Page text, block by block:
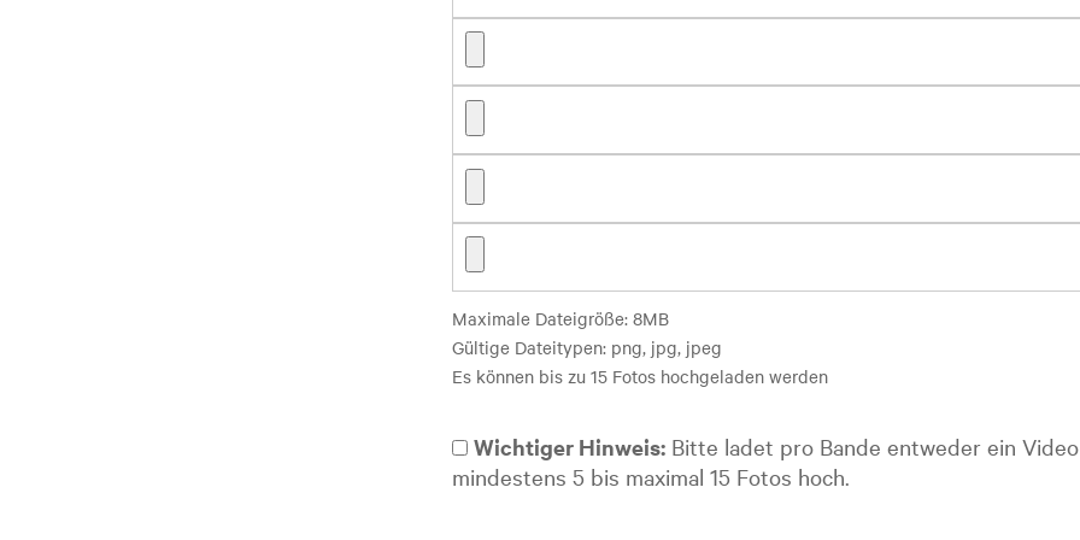
Maximale Dateigröße: 8MB
Gültige Dateitypen: png, jpg, jpeg
Es können bis zu 15 Fotos hochgeladen werden
Wichtiger Hinweis:Bitte ladet pro Bande entweder ein
mindestens 5 bis maximal 15 Fotos hoch.